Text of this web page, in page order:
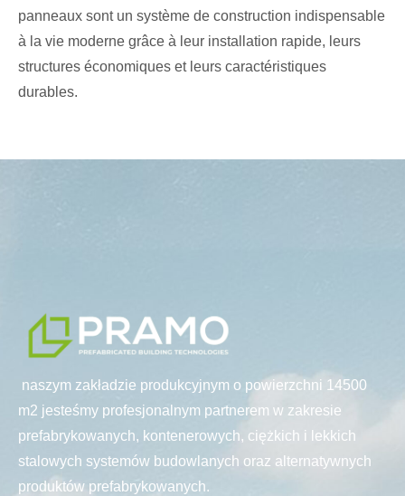
panneaux sont un système de construction indispensable
à la vie moderne grâce à leur installation rapide, leurs
structures économiques et leurs caractéristiques
durables.
naszym zakładzie produkcyjnym o powierzchni 14500
m2 jesteśmy profesjonalnym partnerem w zakresie
prefabrykowanych, kontenerowych, ciężkich i lekkich
stalowych systemów budowlanych oraz alternatywnych
produktów prefabrykowanych.